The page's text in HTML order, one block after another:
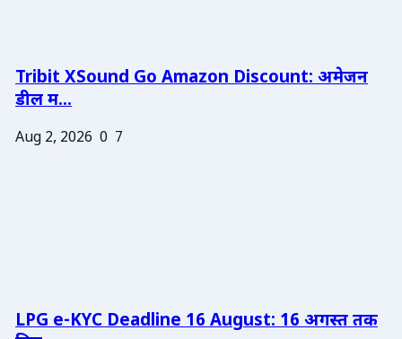
Tribit XSound Go Amazon Discount: अमेजन
डील म...
Aug 2, 2026 0 7
LPG e-KYC Deadline 16 August: 16 अगस्त तक